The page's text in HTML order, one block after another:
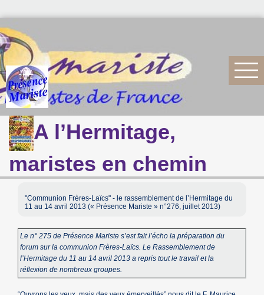
A l’Hermitage,
maristes en chemin
"Communion Frères-Laïcs" - le rassemblement de l’Hermitage du
11 au 14 avril 2013 (« Présence Mariste » n°276, juillet 2013)
Le n° 275 de Présence Mariste s’est fait l’écho la préparation du
forum sur la communion Frères-Laïcs. Le Rassemblement de
l’Hermitage du 11 au 14 avril 2013 a repris tout le travail et la
réflexion de nombreux groupes.